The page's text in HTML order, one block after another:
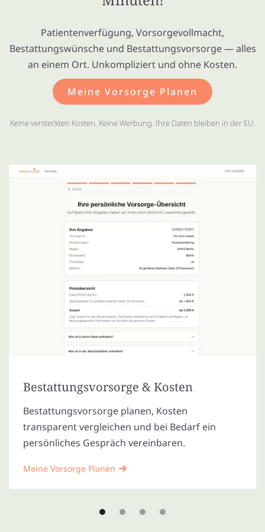
Patientenverfügung, Vorsorgevollmacht,
Bestattungswünsche und Bestattungsvorsorge — alles
an einem Ort. Unkompliziert und ohne Kosten.
Meine Vorsorge Planen
Keine versteckten Kosten. Keine Werbung. Ihre Daten bleiben in der EU.
Bestattungsvorsorge & Kosten
Bestattungsvorsorge planen, Kosten
transparent vergleichen und bei Bedarf ein
persönliches Gespräch vereinbaren.
Meine Vorsorge Planen